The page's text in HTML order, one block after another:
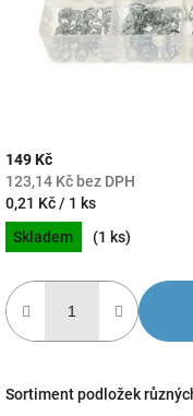
149 Kč
123,14 Kč bez DPH
Měrná
cena:
0,21 Kč / 1 ks
Skladem
(1 ks)
Sortiment podložek